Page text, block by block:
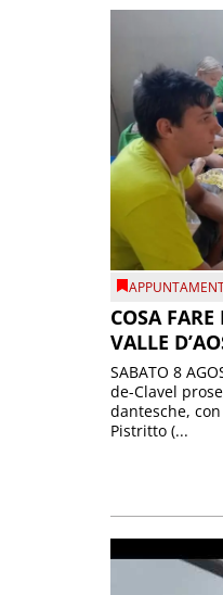
COSA
VALLE
SABATO 8
de-Clavel
dantesche,
Pistritto (...